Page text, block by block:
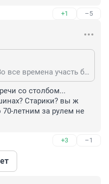
+1 –5
Так они и есть хозяева. Во все времена участь безлошадных была уныла и беспросветна. Давили их лошадьми, телегами, каретами, а когда наступала пора пахать безлошадные шли с поклоном к хозяевам лошадей - просить под будущий урожай. Почему сейчас должно быть по другому? Иисус терпел, и вам велел.)))))))
со столбом...
Старики? вы ж
70-летним за рулем не
+3 –1